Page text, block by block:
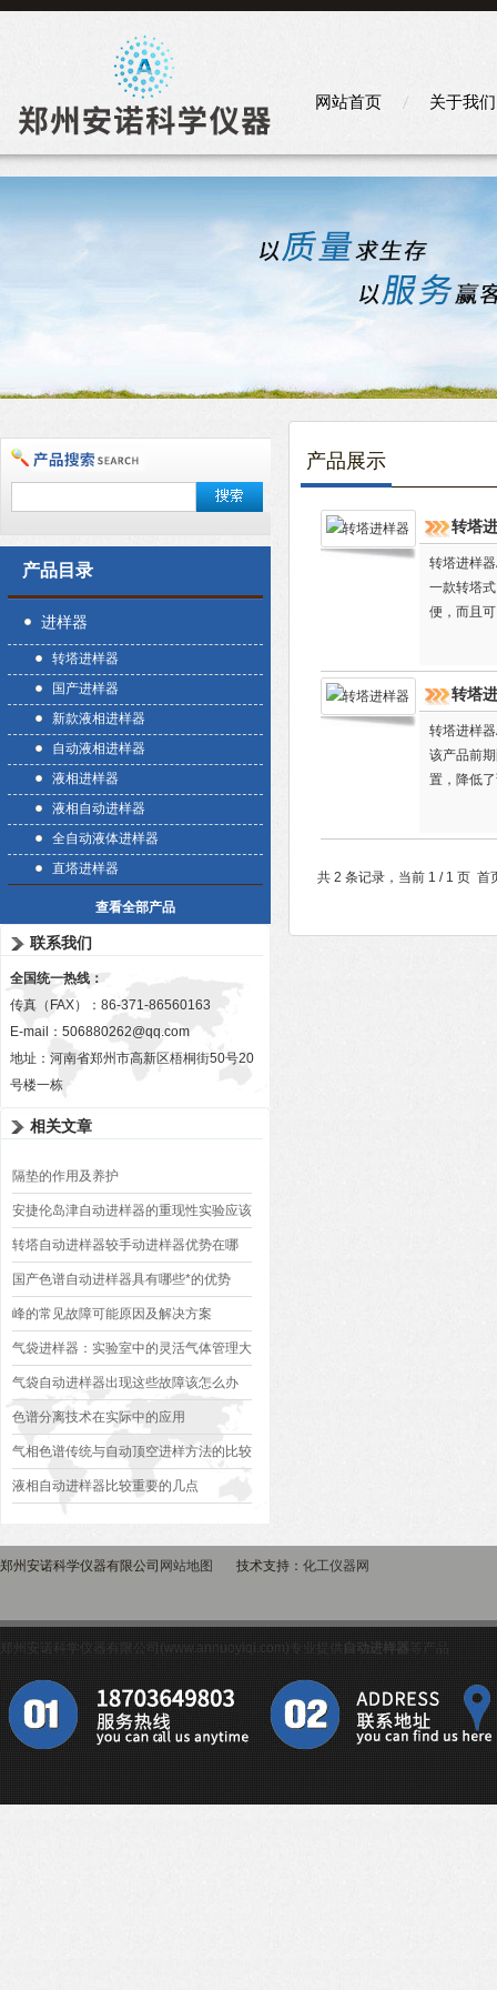
网站首页 关于我们
产品目录
进样器
转塔进样器
国产进样器
新款液相进样器
自动液相进样器
液相进样器
液相自动进样器
全自动液体进样器
直塔进样器
查看全部产品
联系我们
全国统一热线：
传真（FAX）：86-371-86560163
E-mail： 506880262@qq.com
地址：河南省郑州市高新区梧桐街50号20
号楼一栋
相关文章
隔垫的作用及养护
安捷伦岛津自动进样器的重现性实验应该
怎么做
转塔自动进样器较手动进样器优势在哪
国产色谱自动进样器具有哪些*的优势
峰的常见故障可能原因及解决方案
气袋进样器：实验室中的灵活气体管理大
师
气袋自动进样器出现这些故障该怎么办
色谱分离技术在实际中的应用
气相色谱传统与自动顶空进样方法的比较
液相自动进样器比较重要的几点
产品展示
转塔
转塔进样
一款转塔
便，而且
转塔
转塔进样
该产品前
置，降低
共 2 条记录，当前 1 / 1 页
郑州安诺科学仪器有限公司 网站地图 技术支持： 化工仪器网
郑州安诺科学仪器有限公司(www.annuoyiqi.com)专业提供 自动进样器 等产品